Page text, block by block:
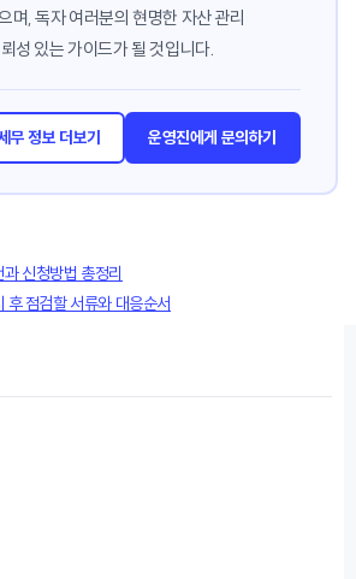
며, 독자 여러분의 현명한 자산 관리
성 있는 가이드가 될 것입니다.
무 정보 더보기 운영진에게 문의하기
신청방법 총정리
후 점검할 서류와 대응순서